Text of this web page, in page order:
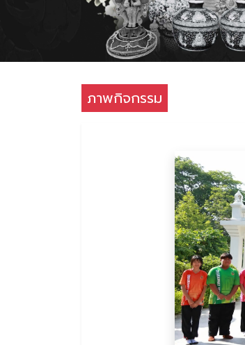
ภาพกิจกรรม